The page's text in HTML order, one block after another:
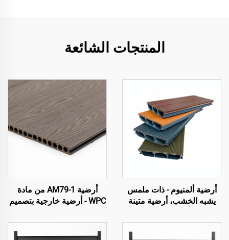
المنتجات الشائعة
أرضية ألمنيوم - ذات ملمس
يشبه الخشب، أرضية متينة
أرضية AM79-1 من مادة
WPC - أرضية خارجية بتصميم
الصيانة